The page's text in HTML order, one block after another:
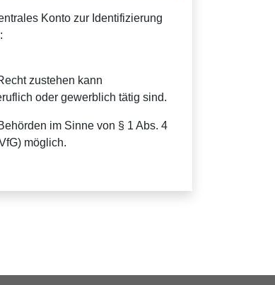
Konto zur Identifizierung
zustehen kann
oder gewerblich tätig sind.
im Sinne von § 1 Abs. 4
möglich.